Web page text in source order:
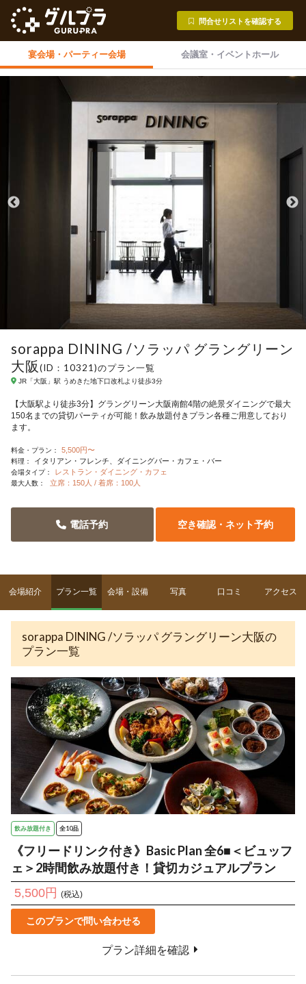
問合せリストを確認する
宴会場・ パーティー会場 会議室・ イベントホール
sorappa DINING /ソラッパ グラングリーン
大阪(ID：10321)のプラン一覧
JR「大阪」駅 うめきた地下口改札より徒歩3分
【大阪駅より徒歩3分】グラングリーン大阪南館4階の絶景ダイニングで最大
150名までの貸切パーティが可能！飲み放題付きプラン各種ご用意しており
ます。
料金・プラン： 5,500円〜
料理： イタリアン・フレンチ ダイニングバー・カフェ・バー
会場タイプ： レストラン・ダイニング・カフェ
最大人数： 立席：150人 / 着席：100人
空き確認・ネット予約
電話予約
会場紹介 プラン一覧 会場・設備 写真 口コミ アクセス
sorappa DINING /ソラッパ グラングリーン大阪の
プラン一覧
飲み放題付き 全10品
《フリードリンク付き》Basic Plan 全6■＜ビュッフ
ェ＞2時間飲み放題付き！貸切カジュアルプラン
5,500円 (税込)
このプランで問い合わせる
プラン詳細を確認